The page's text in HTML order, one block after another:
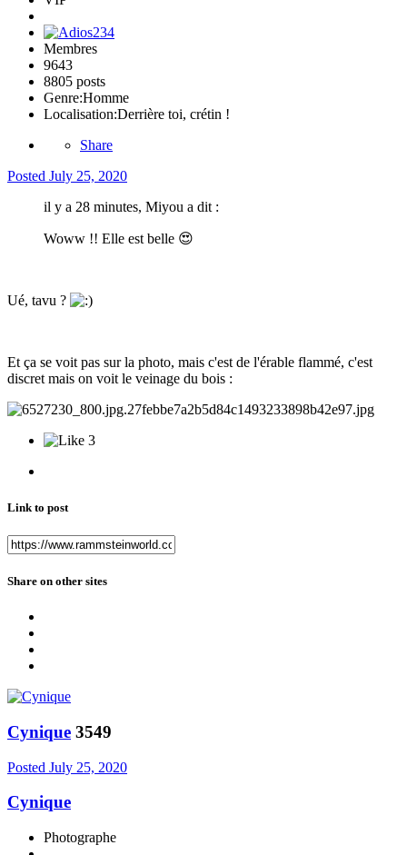
Membres
9643
8805 posts
Genre:Homme
Localisation:Derrière toi, crétin !
Share
Posted July 25, 2020
il y a 28 minutes, Miyou a dit :
Woww !! Elle est belle 😍
Ué, tavu ?
Et ça se voit pas sur la photo, mais c'est de l'érable flammé, c'est
discret mais on voit le veinage du bois :
3
Link to post
Share on other sites
Cynique 3549
Posted July 25, 2020
Cynique
Photographe